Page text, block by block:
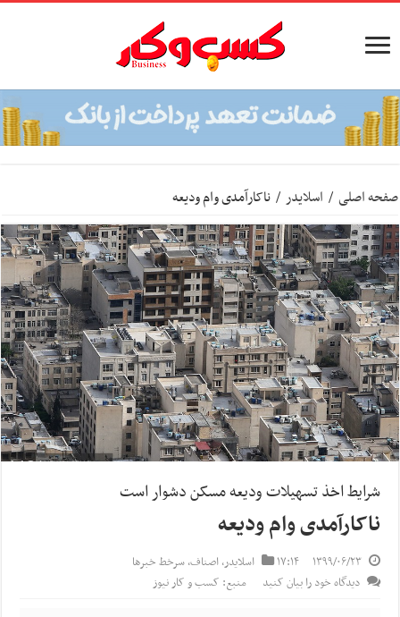
صفحه اصلی / اسلایدر / ناکارآمدی وام ودیعه
شرایط اخذ تسهیلات ودیعه مسکن دشوار است
ناکارآمدی وام ودیعه
۱۳۹۹/۰۶/۲۳ ۱۷:۱۴ اسلایدر,اصناف,سرخط خبرها
دیدگاه خود را بیان کنید
منبع: کسب و کار نیوز